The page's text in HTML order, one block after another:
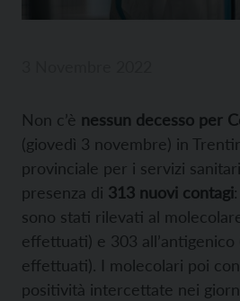
Non c’è nessun decesso per
(giovedì 3 novembre) in
provinciale per i servizi
presenza di 313 nuovi contagi
sono stati rilevati al
effettuati) e 303
effettuati). I molecolari poi
positività intercettate nei